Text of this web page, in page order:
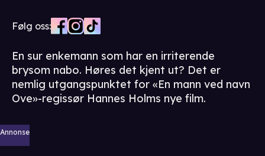
Følg oss:
En sur enkemann som har en irriterende
brysom nabo. Høres det kjent ut? Det er
nemlig utgangspunktet for «En mann ved navn
Ove»-regissør Hannes Holms nye film.
Annonse